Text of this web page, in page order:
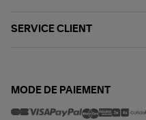
SERVICE CLIENT
MODE DE PAIEMENT